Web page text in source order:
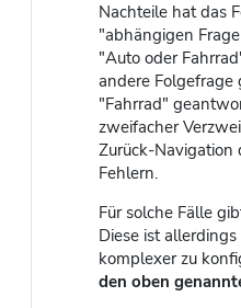
Nachteile hat das
"abhängigen
"Auto oder
andere
"Fahrrad"
zweifacher
Zurück-Navigation
Fehlern.
Für solche Fälle
Diese ist
komplexer zu
den oben